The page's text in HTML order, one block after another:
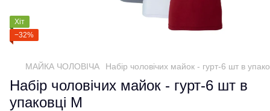
Хіт
−32%
МАЙКА ЧОЛОВІЧА Набір чоловічих майок - гурт-6 шт в
Набір чоловічих майок - гурт-6 шт в
упаковці M